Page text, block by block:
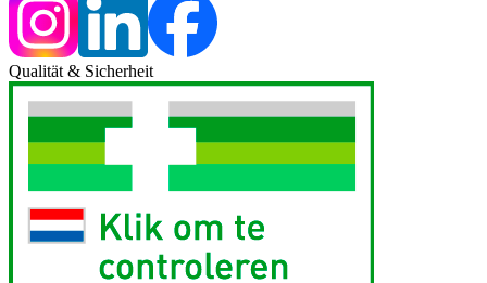
Qualität & Sicherheit